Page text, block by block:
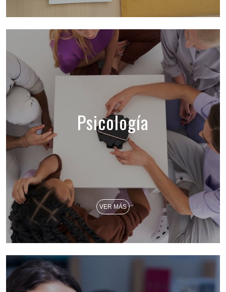
Psicología
VER MÁS